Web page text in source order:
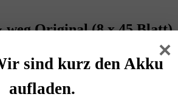
weg Original (8 x 45 Blatt)
×
sind kurz den Akku
aufladen.